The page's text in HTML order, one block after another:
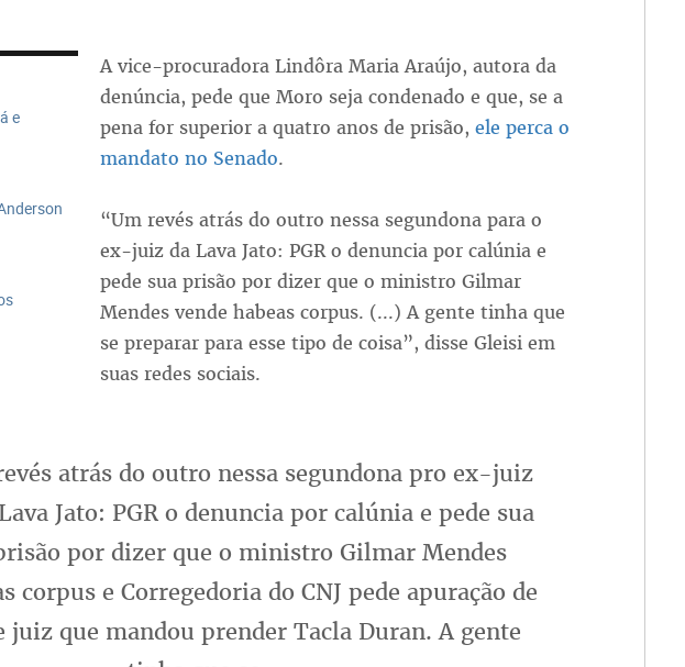
e
A vice-procuradora Lindôra Maria Araújo, autora da
denúncia, pede que Moro seja condenado e que, se a
pena for superior a quatro anos de prisão, ele perca o
mandato no Senado.
“Um revés atrás do outro nessa segundona para o
ex-juiz da Lava Jato: PGR o denuncia por calúnia e
pede sua prisão por dizer que o ministro Gilmar
Mendes vende habeas corpus. (...) A gente tinha que
se preparar para esse tipo de coisa”, disse Gleisi em
suas redes sociais.
atrás do outro nessa segundona pro ex-juiz
Jato: PGR o denuncia por calúnia e pede sua
por dizer que o ministro Gilmar Mendes
corpus e Corregedoria do CNJ pede apuração de
juiz que mandou prender Tacla Duran. A gente